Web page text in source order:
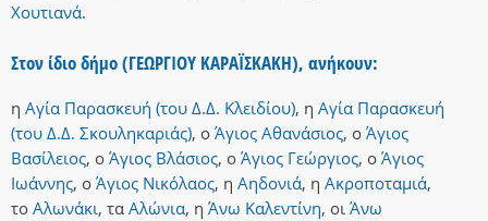
Χουτιανά.
Στον ίδιο δήμο (ΓΕΩΡΓΙΟΥ ΚΑΡΑΪΣΚΑΚΗ), ανήκουν:
η Αγία Παρασκευή (του Δ.Δ. Κλειδίου), η Αγία Παρασκευή
(του Δ.Δ. Σκουληκαριάς), ο Άγιος Αθανάσιος, ο Άγιος
Βασίλειος, ο Άγιος Βλάσιος, ο Άγιος Γεώργιος, ο Άγιος
Ιωάννης, ο Άγιος Νικόλαος, η Αηδονιά, η Ακροποταμιά,
το Αλωνάκι, τα Αλώνια, η Άνω Καλεντίνη, οι Άνω